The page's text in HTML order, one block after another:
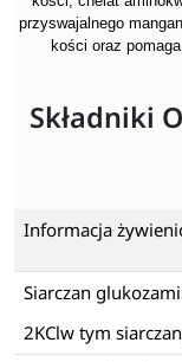
przyswajalnego
kości oraz
Składniki
Informacja
Siarczan
2KClw tym